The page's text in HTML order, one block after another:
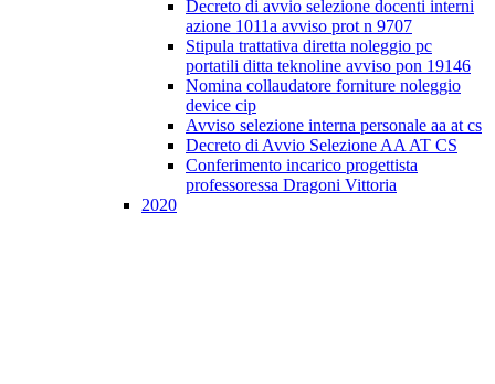
Decreto di avvio selezione docenti interni
azione 1011a avviso prot n 9707
Stipula trattativa diretta noleggio pc
portatili ditta teknoline avviso pon 19146
Nomina collaudatore forniture noleggio
device cip
Avviso selezione interna personale aa at cs
Decreto di Avvio Selezione AA AT CS
Conferimento incarico progettista
professoressa Dragoni Vittoria
2020